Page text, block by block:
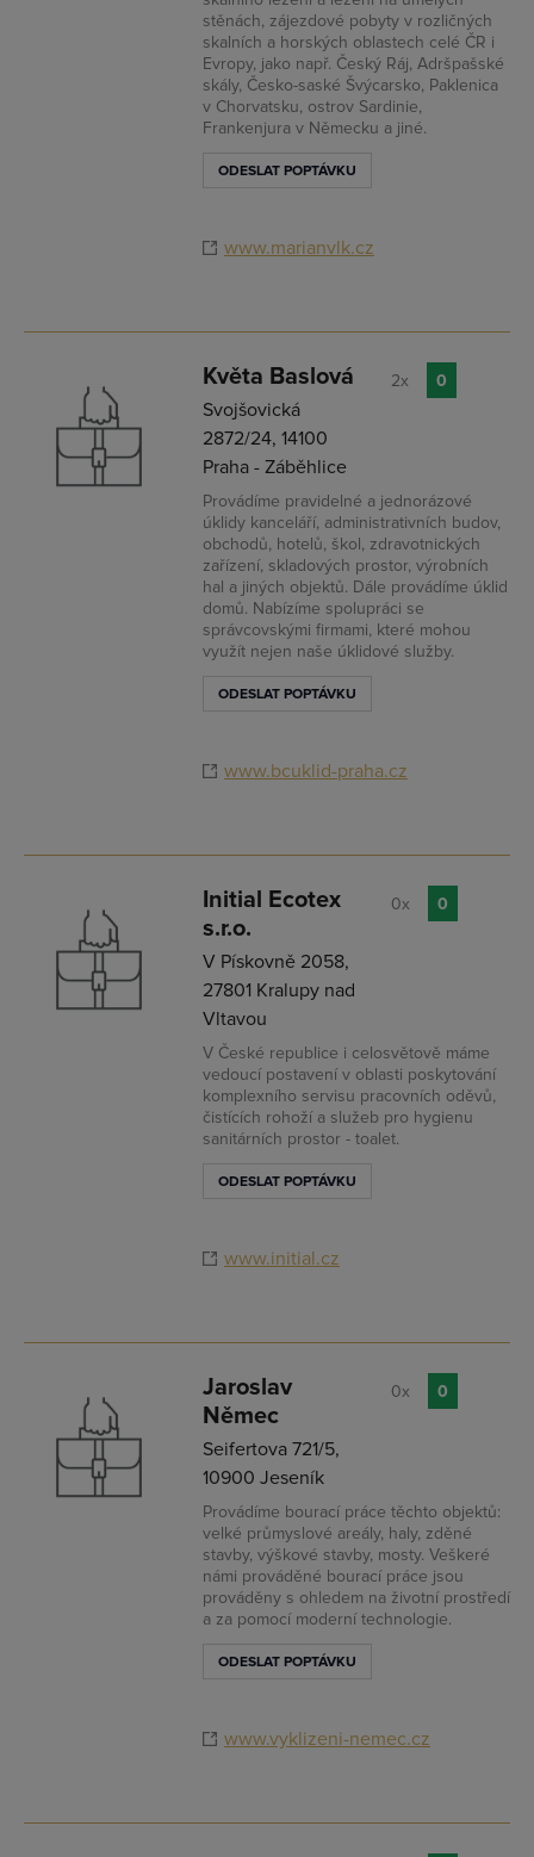
stěnách, zájezdové pobyty v rozličných
skalních a horských oblastech celé ČR i
Evropy, jako např. Český Ráj, Adršpašské
skály, Česko-saské Švýcarsko, Paklenica
v Chorvatsku, ostrov Sardinie,
Frankenjura v Německu a jiné.
ODESLAT POPTÁVKU
www.marianvlk.cz
Květa Baslová
Svojšovická
2872/24, 14100
Praha - Záběhlice
Provádíme pravidelné a jednorázové
úklidy kanceláří, administrativních budov,
obchodů, hotelů, škol, zdravotnických
zařízení, skladových prostor, výrobních
hal a jiných objektů. Dále provádíme úklid
domů. Nabízíme spolupráci se
správcovskými firmami, které mohou
využít nejen naše úklidové služby.
ODESLAT POPTÁVKU
www.bcuklid-praha.cz
2x 0
Initial Ecotex
s.r.o.
V Pískovně 2058,
27801 Kralupy nad
Vltavou
V České republice i celosvětově máme
vedoucí postavení v oblasti poskytování
komplexního servisu pracovních oděvů,
čistících rohoží a služeb pro hygienu
sanitárních prostor - toalet.
ODESLAT POPTÁVKU
www.initial.cz
0x 0
Jaroslav
Němec
Seifertova 721/5,
10900 Jeseník
Provádíme bourací práce těchto objektů:
velké průmyslové areály, haly, zděné
stavby, výškové stavby, mosty. Veškeré
námi prováděné bourací práce jsou
prováděny s ohledem na životní prostředí
a za pomocí moderní technologie.
ODESLAT POPTÁVKU
www.vyklizeni-nemec.cz
0x 0